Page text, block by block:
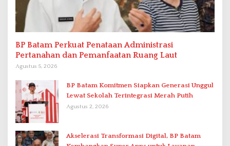
BP Batam Perkuat Penataan Administrasi
Pertanahan dan Pemanfaatan Ruang Laut
Agustus 5, 2026
BP Batam Komitmen Siapkan Generasi Unggul
Lewat Sekolah Terintegrasi Merah Putih
Agustus 2, 2026
Akselerasi Transformasi Digital, BP Batam